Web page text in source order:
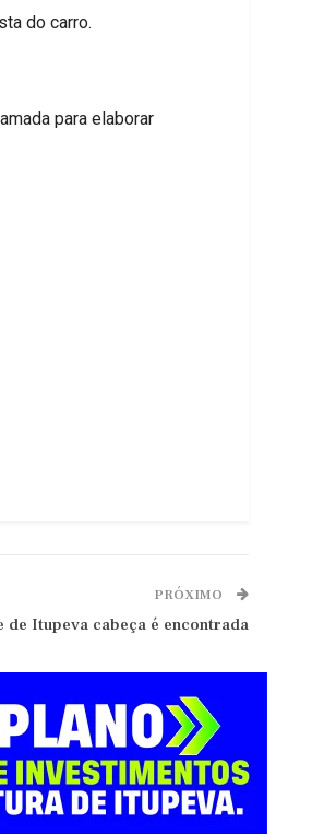
do carro.
para elaborar
PRÓXIMO
de Itupeva cabeça é encontrada